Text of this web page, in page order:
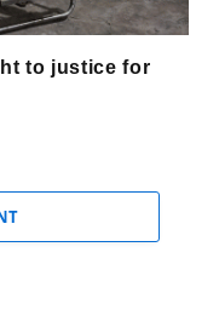
to justice for